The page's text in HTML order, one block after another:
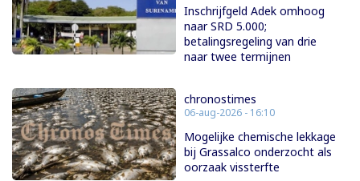
Inschrijfgeld Adek omhoog
naar SRD 5.000;
betalingsregeling van drie
naar twee termijnen
chronostimes
06-aug-2026 - 16:10
Mogelijke chemische lekkage
bij Grassalco onderzocht als
oorzaak vissterfte